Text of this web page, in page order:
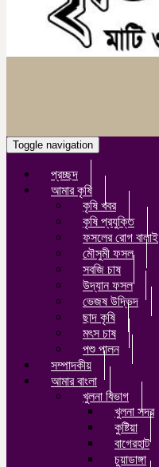
Toggle navigation
প্রচ্ছদ
আমার কৃষি
কৃষি খবর
কৃষি প্রযুক্তি
ফসলের রোগ বালাই
মৌসুমী ফসল
সবজি চাষ
উদ্যান ফসল
ভেজষ উদ্ভিদ
ছাদ কৃষি
মৎস চাষ
পশু পালন
সম্পাদকীয়
আমার বাংলা
খুলনা বিভাগ
খুলনা সদর
কুষ্টিয়া
বাগেরহাট
চুয়াডাঙ্গা